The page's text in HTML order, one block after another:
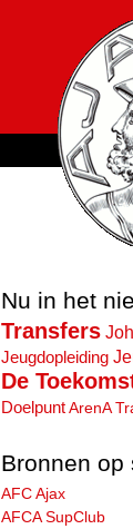
Nu in het
Transfers
Jeugdopleiding
De
DoelpuntArenA
Bronnen op
AFC Ajax
AFCA SupClub